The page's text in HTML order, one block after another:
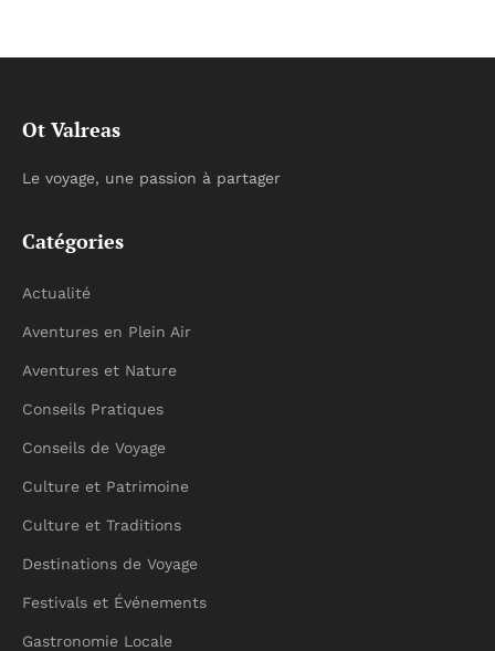
Ot Valreas
Le voyage, une passion à partager
Catégories
Actualité
Aventures en Plein Air
Aventures et Nature
Conseils Pratiques
Conseils de Voyage
Culture et Patrimoine
Culture et Traditions
Destinations de Voyage
Festivals et Événements
Gastronomie Locale